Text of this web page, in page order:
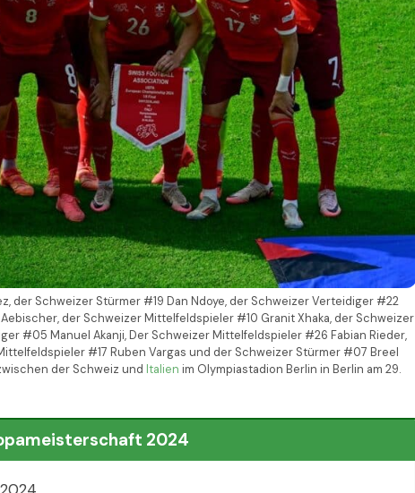
der Schweizer Stürmer #19 Dan Ndoye, der Schweizer Verteidiger #22
der Schweizer Mittelfeldspieler #10 Granit Xhaka, der Schweizer
#05 Manuel Akanji, Der Schweizer Mittelfeldspieler #26 Fabian Rieder,
#17 Ruben Vargas und der Schweizer Stürmer #07 Breel
der Schweiz und Italien im Olympiastadion Berlin in Berlin am 29.
2024